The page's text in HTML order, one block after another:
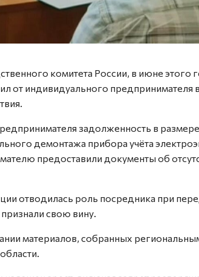
комитета России, в июне этого
от индивидуального предпринимателя
задолженность в
демонтажа прибора учёта
предоставили документы об
отводилась роль посредника при
свою вину.
материалов, собранных